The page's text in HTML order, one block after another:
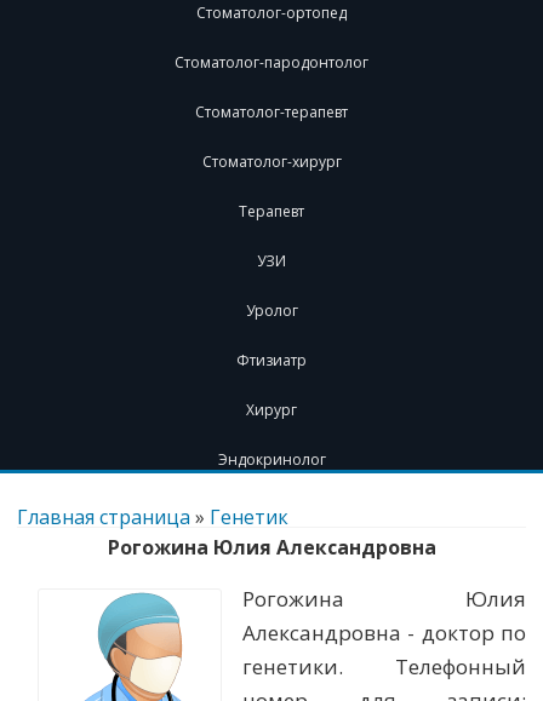
Стоматолог-ортопед
Стоматолог-пародонтолог
Стоматолог-терапевт
Стоматолог-хирург
Терапевт
УЗИ
Уролог
Фтизиатр
Хирург
Эндокринолог
Перейти
содержимому
Главная страница » Генетик
Рогожина Юлия Александровна
Рогожина Юлия
Александровна - доктор по
генетики. Телефонный